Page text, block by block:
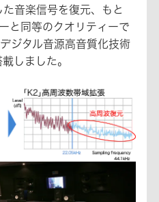
音楽信号を復元、もと
と同等のクオリティーで
ジタル音源高音質化技術
しました。